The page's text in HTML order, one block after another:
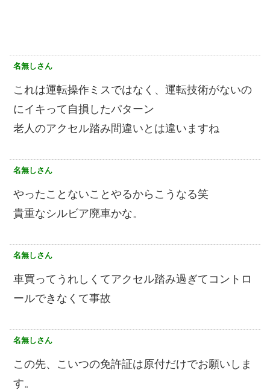
名無しさん
これは運転操作ミスではなく、運転技術がないの
にイキって自損したパターン
老人のアクセル踏み間違いとは違いますね
名無しさん
やったことないことやるからこうなる笑
貴重なシルビア廃車かな。
名無しさん
車買ってうれしくてアクセル踏み過ぎてコントロ
ールできなくて事故
名無しさん
この先、こいつの免許証は原付だけでお願いしま
す。